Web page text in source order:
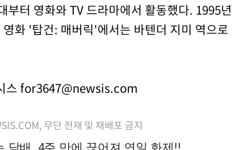
부터 영화와 TV 드라마에서 활동했다. 1995
화 '탑건: 매버릭'에서는 바텐더 지미 역으로
스 for3647@newsis.com
무단 전재 및 재배포 금지